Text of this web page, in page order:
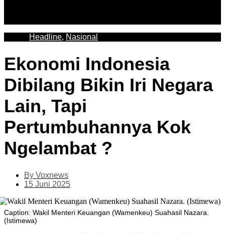
Headline, Nasional
Ekonomi Indonesia
Dibilang Bikin Iri Negara
Lain, Tapi
Pertumbuhannya Kok
Ngelambat ?
By Voxnews
15 Juni 2025
Caption: Wakil Menteri Keuangan (Wamenkeu) Suahasil Nazara.
(Istimewa)